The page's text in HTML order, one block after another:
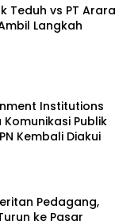
Teduh vs PT Arara
Langkah
Institutions
Publik
Kembali Diakui
Pedagang,
ke Pasar